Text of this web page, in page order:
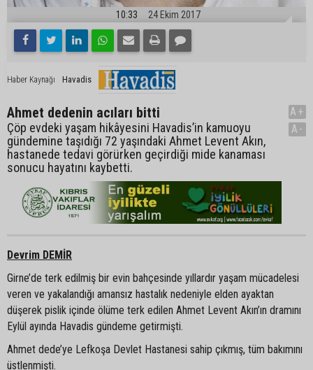
10:33 24 Ekim 2017
Haber Kaynağı Havadis
Ahmet dedenin acıları bitti
Çöp evdeki yaşam hikâyesini Havadis’in kamuoyu
gündemine taşıdığı 72 yaşındaki Ahmet Levent Akın,
hastanede tedavi görürken geçirdiği mide kanaması
sonucu hayatını kaybetti.
A+
A-
Devrim DEMİR
Girne’de terk edilmiş bir evin bahçesinde yıllardır yaşam mücadelesi
veren ve yakalandığı amansız hastalık nedeniyle elden ayaktan
düşerek pislik içinde ölüme terk edilen Ahmet Levent Akın’ın dramını
Eylül ayında Havadis gündeme getirmişti.
Ahmet dede’ye Lefkoşa Devlet Hastanesi sahip çıkmış, tüm bakımını
üstlenmişti.